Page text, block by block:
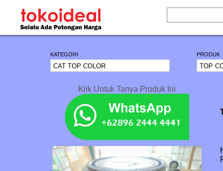
KATEGORI PRODUK
Klik Untuk Tanya Produk Ini